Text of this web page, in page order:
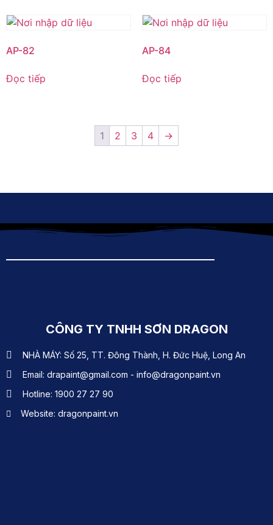
AP-82
Đọc tiếp
AP-84
Đọc tiếp
1 2 3 4 →
CÔNG TY TNHH SƠN DRAGON
NHÀ MÁY: Số 25, TT. Đông Thành, H. Đức Huệ, Long An
Email: drapaint@gmail.com - info@dragonpaint.vn
Hotline: 1900 27 27 90
Website: dragonpaint.vn